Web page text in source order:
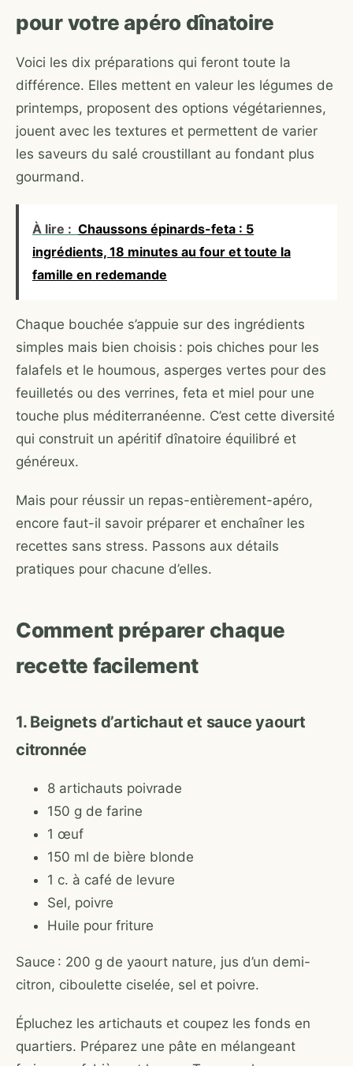
pour votre apéro dînatoire
Voici les dix préparations qui feront toute la
différence. Elles mettent en valeur les légumes de
printemps, proposent des options végétariennes,
jouent avec les textures et permettent de varier
les saveurs du salé croustillant au fondant plus
gourmand.
À lire : Chaussons épinards-feta : 5
ingrédients, 18 minutes au four et toute la
famille en redemande
Chaque bouchée s’appuie sur des ingrédients
simples mais bien choisis : pois chiches pour les
falafels et le houmous, asperges vertes pour des
feuilletés ou des verrines, feta et miel pour une
touche plus méditerranéenne. C’est cette diversité
qui construit un apéritif dînatoire équilibré et
généreux.
Mais pour réussir un repas-entièrement-apéro,
encore faut-il savoir préparer et enchaîner les
recettes sans stress. Passons aux détails
pratiques pour chacune d’elles.
Comment préparer chaque
recette facilement
1. Beignets d’artichaut et sauce yaourt
citronnée
8 artichauts poivrade
150 g de farine
1 œuf
150 ml de bière blonde
1 c. à café de levure
Sel, poivre
Huile pour friture
Sauce : 200 g de yaourt nature, jus d’un demi-
citron, ciboulette ciselée, sel et poivre.
Épluchez les artichauts et coupez les fonds en
quartiers. Préparez une pâte en mélangeant